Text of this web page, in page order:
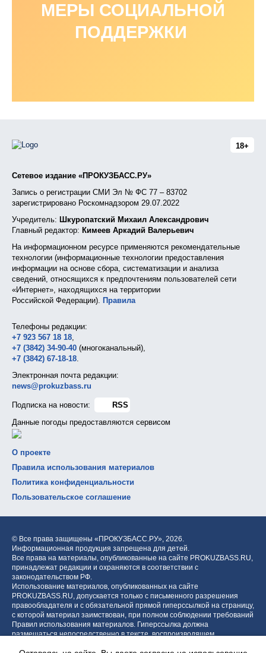
МЕРЫ СОЦИАЛЬНОЙ
ПОДДЕРЖКИ
18+
Сетевое издание «ПРОКУЗБАСС.РУ»
Запись о регистрации СМИ Эл № ФС 77 – 83702
зарегистрировано Роскомнадзором 29.07.2022
Учредитель: Шкуропатский Михаил Александрович
Главный редактор: Кимеев Аркадий Валерьевич
На информационном ресурсе применяются рекомендательные
технологии (информационные технологии предоставления
информации на основе сбора, систематизации и анализа
сведений, относящихся к предпочтениям пользователей сети
«Интернет», находящихся на территории
Российской Федерации). Правила
Телефоны редакции:
+7 923 567 18 18,
+7 (3842) 34-90-40 (многоканальный),
+7 (3842) 67-18-18.
Электронная почта редакции:
news@prokuzbass.ru
Подписка на новости:
RSS
Данные погоды предоставляются сервисом
О проекте
Правила использования материалов
Политика конфиденциальности
Пользовательское соглашение
© Все права защищены «ПРОКУЗБАСС.РУ», 2026.
Информационная продукция запрещена для детей.
Все права на материалы, опубликованные на сайте PROKUZBASS.RU,
принадлежат редакции и охраняются в соответствии с
законодательством РФ.
Использование материалов, опубликованных на сайте
PROKUZBASS.RU, допускается только с письменного разрешения
правообладателя и с обязательной прямой гиперссылкой на страницу,
с которой материал заимствован, при полном соблюдении требований
Правил использования материалов. Гиперссылка должна
размещаться непосредственно в тексте, воспроизводящем